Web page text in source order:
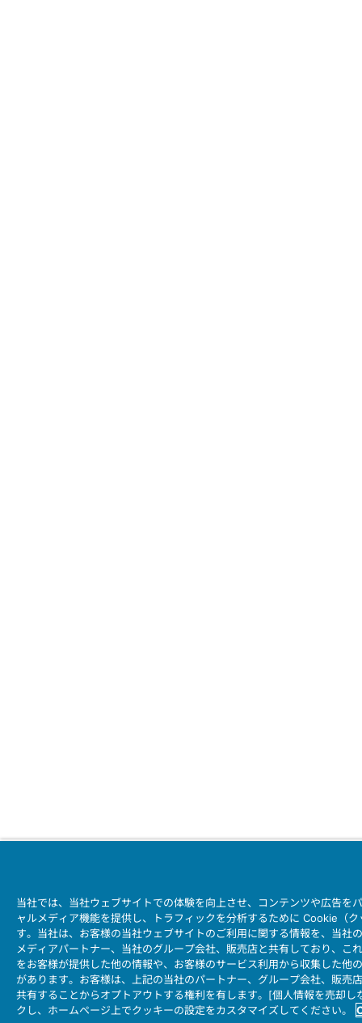
当社では、当社ウェブサイトでの体験を向上させ、コンテンツや広告を
ャルメディア機能を提供し、トラフィックを分析するために Cookie（
す。当社は、お客様の当社ウェブサイトのご利用に関する情報を、当社
メディアパートナー、当社のグループ会社、販売店と共有しており、こ
をお客様が提供した他の情報や、お客様のサービス利用から収集した他
があります。お客様は、上記の当社のパートナー、グループ会社、販売
共有することからオプトアウトする権利を有します。[個人情報を売却し
クし、ホームページ上でクッキーの設定をカスタマイズしてください。